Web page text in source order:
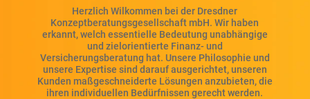
Herzlich Wilkommen bei der Dresdner
Konzeptberatungsgesellschaft mbH. Wir haben
erkannt, welch essentielle Bedeutung unabhängige
und zielorientierte Finanz- und
Versicherungsberatung hat. Unsere Philosophie und
unsere Expertise sind darauf ausgerichtet, unseren
Kunden maßgeschneiderte Lösungen anzubieten, die
ihren individuellen Bedürfnissen gerecht werden.